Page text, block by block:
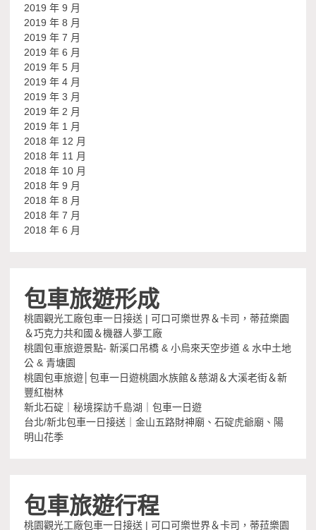
2019 年 9 月
2019 年 8 月
2019 年 7 月
2019 年 6 月
2019 年 5 月
2019 年 4 月
2019 年 3 月
2019 年 2 月
2019 年 1 月
2018 年 12 月
2018 年 11 月
2018 年 10 月
2018 年 9 月
2018 年 8 月
2018 年 7 月
2018 年 6 月
包車旅遊形成
桃園觀光工廠包車一日接送 | 可口可樂世界＆卡司，蒂菈樂園
＆巧克力共和國＆機器人夢工廠
桃園包車旅遊景點- 新溪口吊橋 & 小烏來天空步道 & 水中土地
公 & 青塘園
桃園包車旅遊│包車一日遊桃園水族館＆慈湖＆大溪老街＆新
豐紅樹林
新北石碇｜秘境探訪千島湖｜包車一日遊
台北/新北包車一日接送｜金山五路財神廟、石碇虎爺廟、陽
明山花季
包車旅遊行程
桃園觀光工廠包車一日接送 | 可口可樂世界＆卡司，蒂菈樂園